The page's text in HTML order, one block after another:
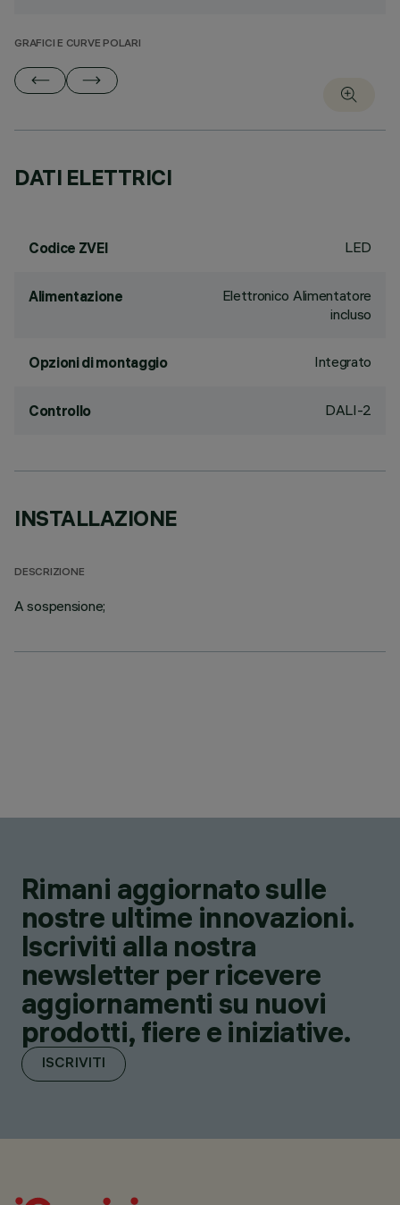
GRAFICI E CURVE POLARI
DATI ELETTRICI
Codice ZVEI LED
Alimentazione
Elettronico Alimentatore
incluso
Opzioni di montaggio Integrato
Controllo DALI-2
INSTALLAZIONE
DESCRIZIONE
A sospensione;
Rimani aggiornato sulle
nostre ultime innovazioni.
Iscriviti alla nostra
newsletter per ricevere
aggiornamenti su nuovi
prodotti, fiere e iniziative.
ISCRIVITI